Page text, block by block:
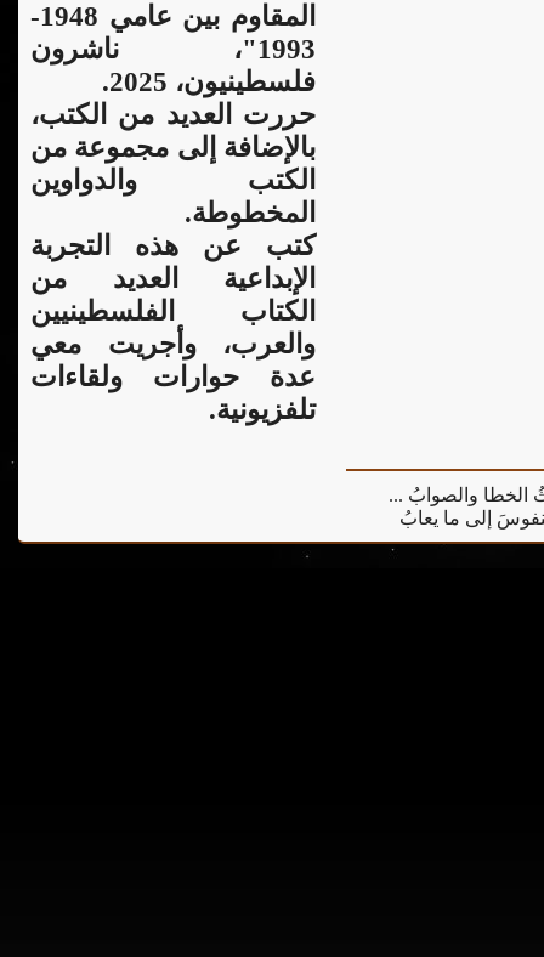
المقاوم بين عامي 1948-
1993"، ناشرون
فلسطينيون، 2025.
حررت العديد من الكتب،
بالإضافة إلى مجموعة من
الكتب والدواوين
المخطوطة.
كتب عن هذه التجربة
الإبداعية العديد من
الكتاب الفلسطينيين
والعرب، وأجريت معي
عدة حوارات ولقاءات
تلفزيونية.
الخطا والصوابُ ...
إلى ما يعابُ